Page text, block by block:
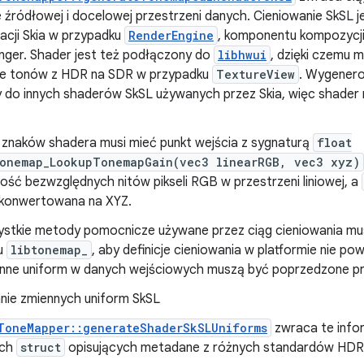
i docelowej przestrzeni danych. Cieniowanie SkSL
Skia w przypadku RenderEngine , komponentu
Shader jest też podłączony do libhwui , dzięki czemu
tonów z HDR na SDR w przypadku TextureView .
innych shaderów SkSL używanych przez Skia, więc
shadera musi mieć punkt wejścia z sygnaturą float
linearRGB, vec3 xyz)
bezwzględnych nitów pikseli RGB w przestrzeni liniowej, a
na XYZ.
metody pomocnicze używane przez ciąg cieniowania
libtonemap_
, aby definicje cieniowania w platformie nie
uniform w danych wejściowych muszą być poprzedzone
zmiennych uniform SkSL
zwraca te
struct opisujących metadane z różnych standardów